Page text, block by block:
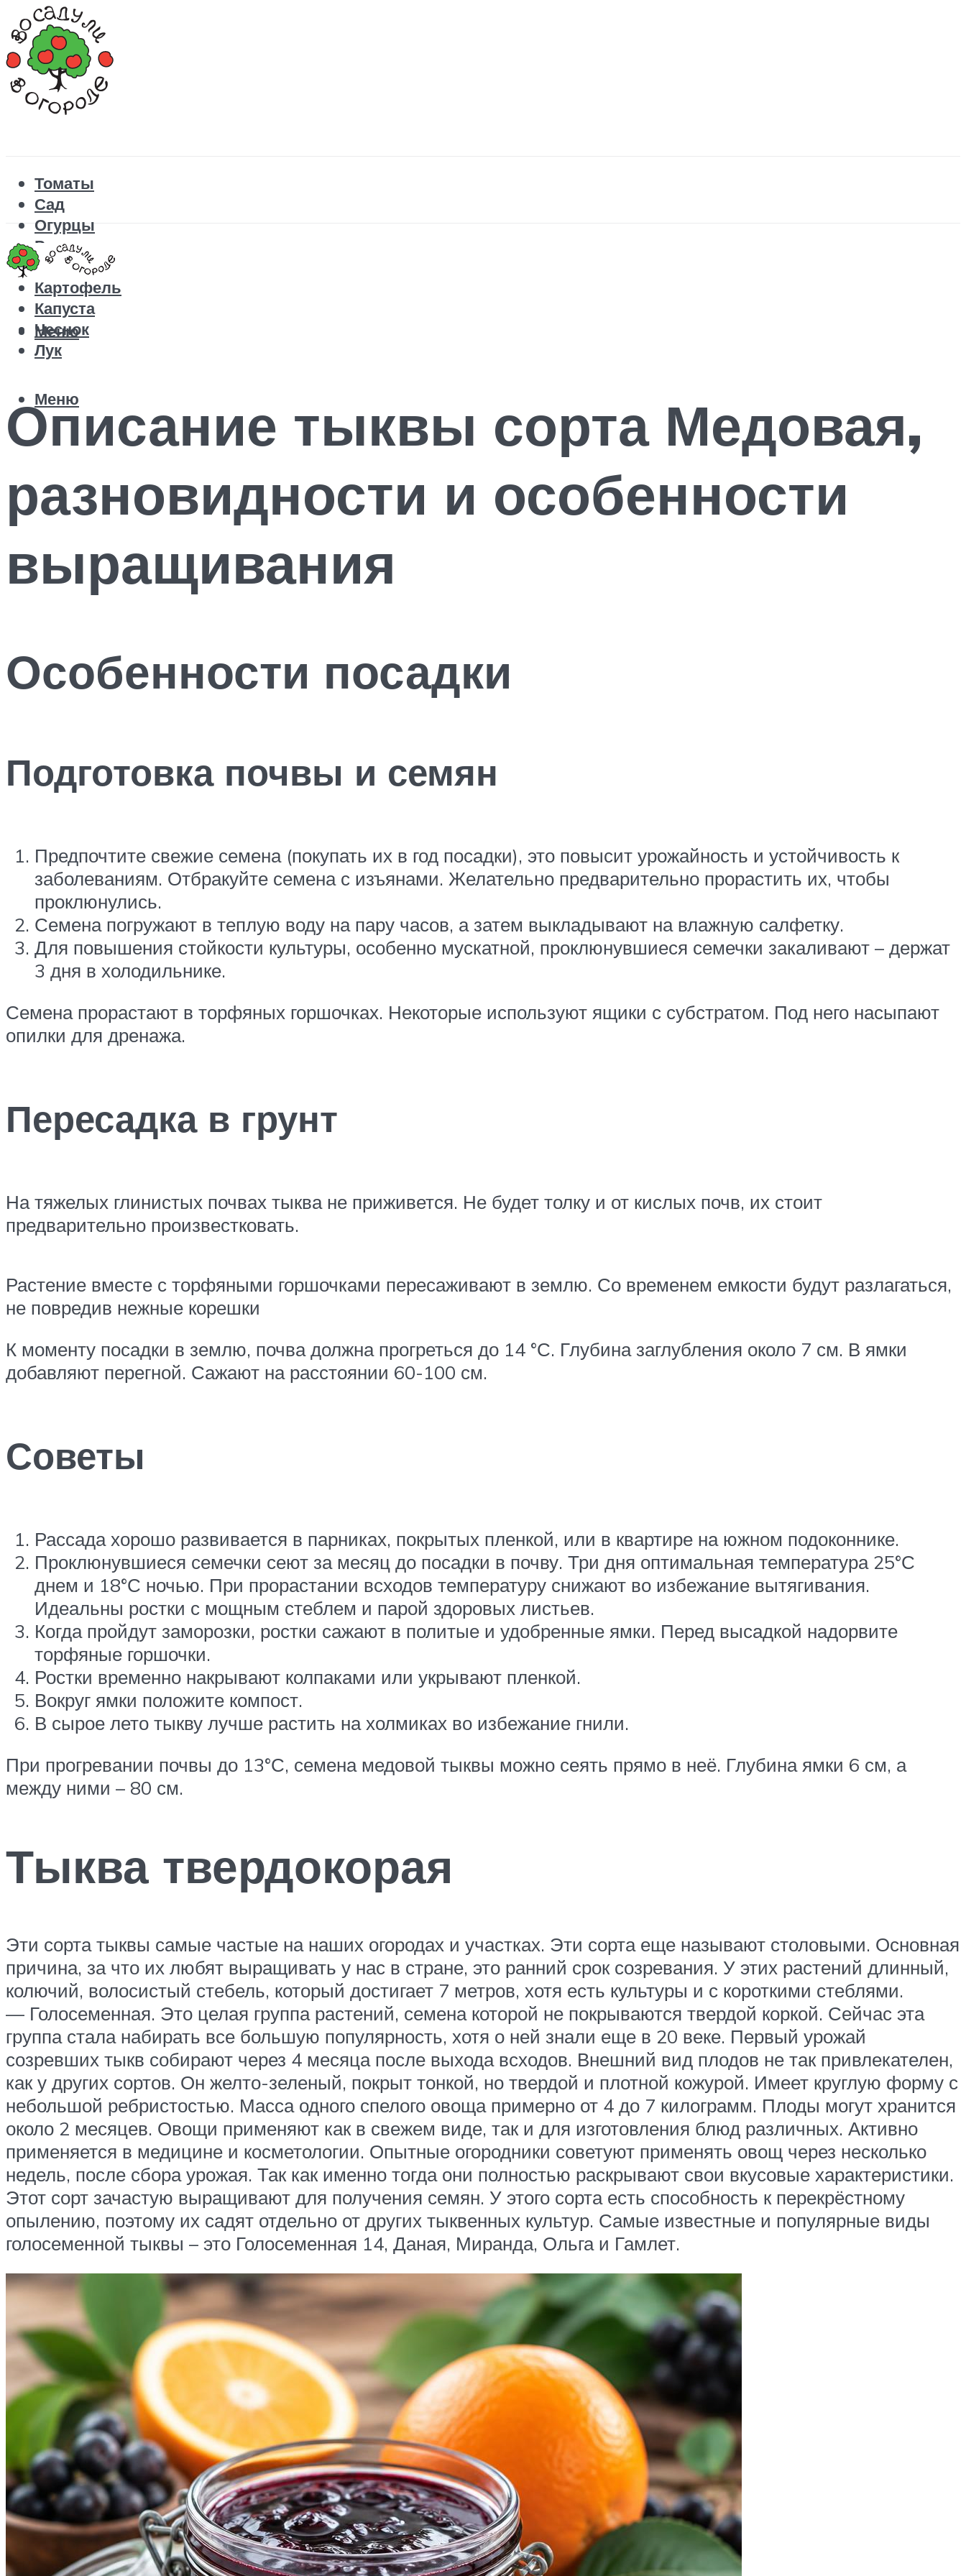
Томаты
Сад
Огурцы
Рецепты
Перец
Картофель
Капуста
Чеснок
Лук
Меню
Меню
Описание тыквы сорта Медовая,
разновидности и особенности
выращивания
Особенности посадки
Подготовка почвы и семян
Предпочтите свежие семена (покупать их в год посадки), это повысит урожайность и устойчивость к
заболеваниям. Отбракуйте семена с изъянами. Желательно предварительно прорастить их, чтобы
проклюнулись.
Семена погружают в теплую воду на пару часов, а затем выкладывают на влажную салфетку.
Для повышения стойкости культуры, особенно мускатной, проклюнувшиеся семечки закаливают – держат
3 дня в холодильнике.
Семена прорастают в торфяных горшочках. Некоторые используют ящики с субстратом. Под него насыпают
опилки для дренажа.
Пересадка в грунт
На тяжелых глинистых почвах тыква не приживется. Не будет толку и от кислых почв, их стоит
предварительно произвестковать.
Растение вместе с торфяными горшочками пересаживают в землю. Со временем емкости будут разлагаться,
не повредив нежные корешки
К моменту посадки в землю, почва должна прогреться до 14 °С. Глубина заглубления около 7 см. В ямки
добавляют перегной. Сажают на расстоянии 60-100 см.
Советы
Рассада хорошо развивается в парниках, покрытых пленкой, или в квартире на южном подоконнике.
Проклюнувшиеся семечки сеют за месяц до посадки в почву. Три дня оптимальная температура 25°С
днем и 18°С ночью. При прорастании всходов температуру снижают во избежание вытягивания.
Идеальны ростки с мощным стеблем и парой здоровых листьев.
Когда пройдут заморозки, ростки сажают в политые и удобренные ямки. Перед высадкой надорвите
торфяные горшочки.
Ростки временно накрывают колпаками или укрывают пленкой.
Вокруг ямки положите компост.
В сырое лето тыкву лучше растить на холмиках во избежание гнили.
При прогревании почвы до 13°С, семена медовой тыквы можно сеять прямо в неё. Глубина ямки 6 см, а
между ними – 80 см.
Тыква твердокорая
Эти сорта тыквы самые частые на наших огородах и участках. Эти сорта еще называют столовыми. Основная
причина, за что их любят выращивать у нас в стране, это ранний срок созревания. У этих растений длинный,
колючий, волосистый стебель, который достигает 7 метров, хотя есть культуры и с короткими стеблями.
— Голосеменная. Это целая группа растений, семена которой не покрываются твердой коркой. Сейчас эта
группа стала набирать все большую популярность, хотя о ней знали еще в 20 веке. Первый урожай
созревших тыкв собирают через 4 месяца после выхода всходов. Внешний вид плодов не так привлекателен,
как у других сортов. Он желто-зеленый, покрыт тонкой, но твердой и плотной кожурой. Имеет круглую форму с
небольшой ребристостью. Масса одного спелого овоща примерно от 4 до 7 килограмм. Плоды могут хранится
около 2 месяцев. Овощи применяют как в свежем виде, так и для изготовления блюд различных. Активно
применяется в медицине и косметологии. Опытные огородники советуют применять овощ через несколько
недель, после сбора урожая. Так как именно тогда они полностью раскрывают свои вкусовые характеристики.
Этот сорт зачастую выращивают для получения семян. У этого сорта есть способность к перекрёстному
опылению, поэтому их садят отдельно от других тыквенных культур. Самые известные и популярные виды
голосеменной тыквы – это Голосеменная 14, Даная, Миранда, Ольга и Гамлет.